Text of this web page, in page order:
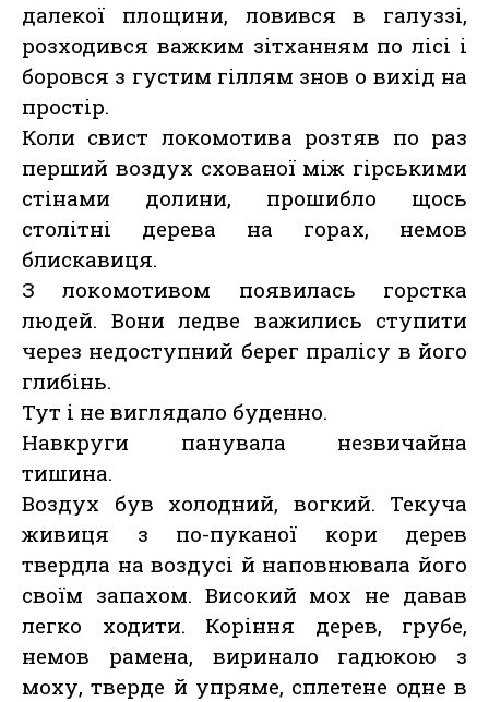
далекої площини, ловився в галуззі,
розходився важким зітханням по лісі і
боровся з густим гіллям знов о вихід на
простір.
Коли свист локомотива розтяв по раз
перший воздух схованої між гірськими
стінами долини, прошибло щось
столітні дерева на горах, немов
блискавиця.
З локомотивом появилась горстка
людей. Вони ледве важились ступити
через недоступний берег пралісу в його
глибінь.
Тут і не виглядало буденно.
Навкруги панувала незвичайна
тишина.
Воздух був холодний, вогкий. Текуча
живиця з по-пуканої кори дерев
твердла на воздусі й наповнювала його
своїм запахом. Високий мох не давав
легко ходити. Коріння дерев, грубе,
немов рамена, виринало гадюкою з
моху, тверде й упряме, сплетене одне в